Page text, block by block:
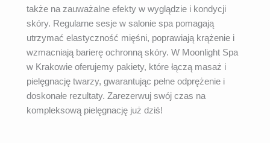
także na zauważalne efekty w wyglądzie i kondycji
skóry. Regularne sesje w salonie spa pomagają
utrzymać elastyczność mięśni, poprawiają krążenie i
wzmacniają barierę ochronną skóry. W Moonlight Spa
w Krakowie oferujemy pakiety, które łączą masaż i
pielęgnację twarzy, gwarantując pełne odprężenie i
doskonałe rezultaty. Zarezerwuj swój czas na
kompleksową pielęgnację już dziś!